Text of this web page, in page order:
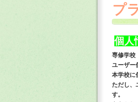
プ
個人
専修学校
ユーザー
本学校に
ただし、
す。